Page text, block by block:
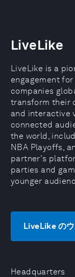
Headquarters
LiveLike
LiveLike is a
engagement
companies
transform their
and interactive
connected
the world,
NBA Playoffs,
partner's
parties and
younger
LiveLike の